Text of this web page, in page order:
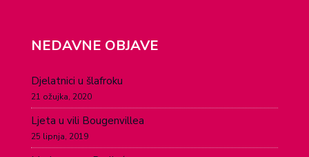
NEDAVNE OBJAVE
Djelatnici u šlafroku
21 ožujka, 2020
Ljeta u vili Bougenvillea
25 lipnja, 2019